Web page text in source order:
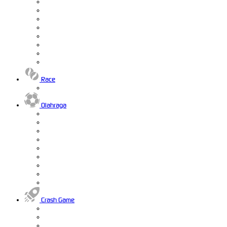
Race
Olahraga
Crash Game